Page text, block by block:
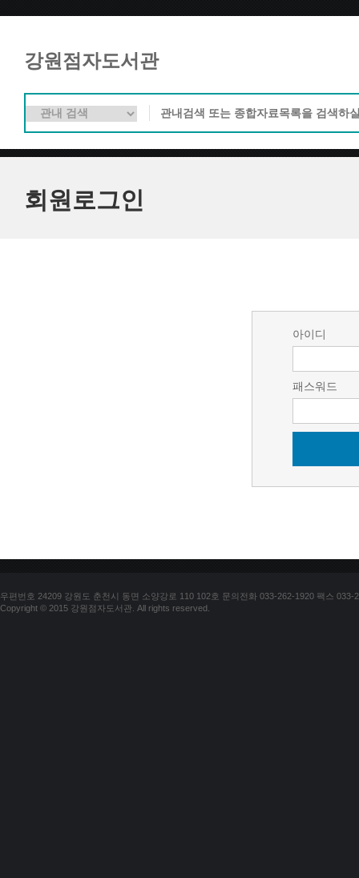
강원점자도서관
회원로그인
아이디
패스워드
우편번호 24209 강원도 춘천시 동면 소양강로 110 102호 문의전화 033-262-1920 팩스 033-
Copyright © 2015 강원점자도서관. All rights reserved.